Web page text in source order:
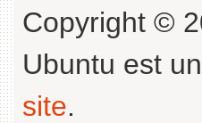
Copyright ©
Ubuntu est
site.